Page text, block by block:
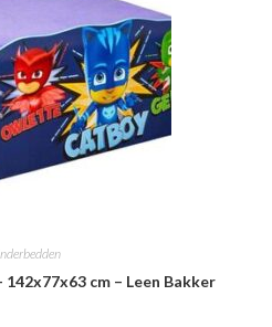
142x77x63 cm – Leen Bakker